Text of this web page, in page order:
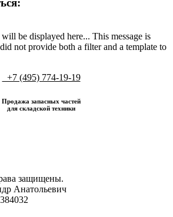
be displayed here... This message is
not provide both a filter and a template to
+7 (495) 774-19-19
Продажа запасных частей
для складской техники
защищены.
Анатольевич